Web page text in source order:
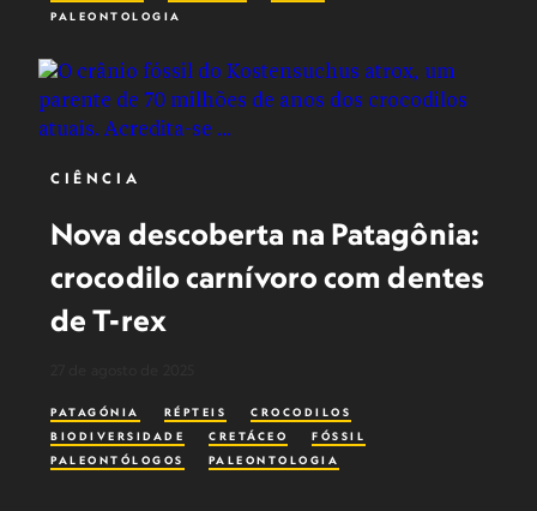
PALEONTOLOGIA
CIÊNCIA
Nova descoberta na Patagônia:
crocodilo carnívoro com dentes
de T-rex
PATAGÓNIA RÉPTEIS
CROCODILOS
BIODIVERSIDADE
CRETÁCEO
FÓSSIL
PALEONTÓLOGOS
PALEONTOLOGIA